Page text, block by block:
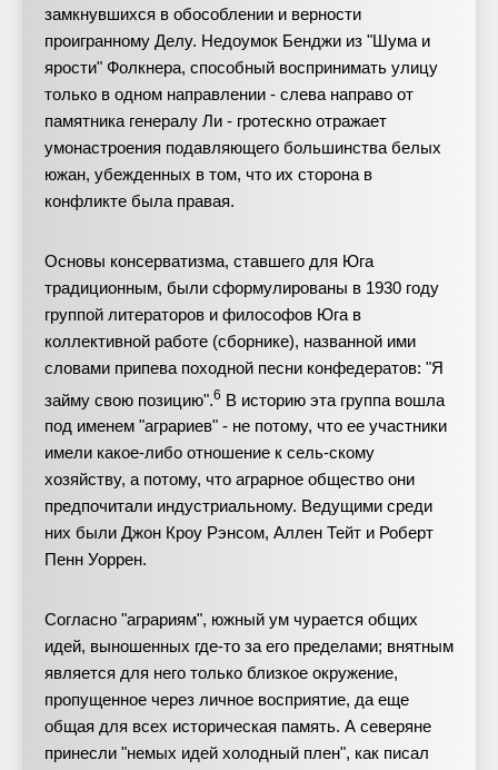
замкнувшихся в обособлении и верности
проигранному Делу. Недоумок Бенджи из "Шума и
ярости" Фолкнера, способный воспринимать улицу
только в одном направлении - слева направо от
памятника генералу Ли - гротескно отражает
умонастроения подавляющего большинства белых
южан, убежденных в том, что их сторона в
конфликте была правая.
Основы консерватизма, ставшего для Юга
традиционным, были сформулированы в 1930 году
группой литераторов и философов Юга в
коллективной работе (сборнике), названной ими
словами припева походной песни конфедератов: "Я
займу свою позицию".6 В историю эта группа вошла
под именем "аграриев" - не потому, что ее участники
имели какое-либо отношение к сель-скому
хозяйству, а потому, что аграрное общество они
предпочитали индустриальному. Ведущими среди
них были Джон Кроу Рэнсом, Аллен Тейт и Роберт
Пенн Уоррен.
Согласно "аграриям", южный ум чурается общих
идей, выношенных где-то за его пределами; внятным
является для него только близкое окружение,
пропущенное через личное восприятие, да еще
общая для всех историческая память. А северяне
принесли "немых идей холодный плен", как писал